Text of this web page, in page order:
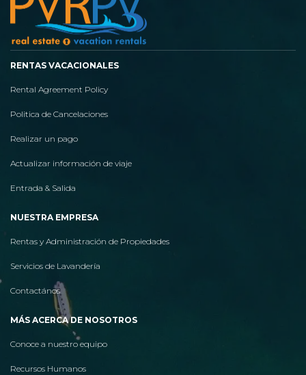
RENTAS VACACIONALES
Rental Agreement Policy
Politica de Cancelaciones
Realizar un pago
Actualizar información de viaje
Entrada & Salida
NUESTRA EMPRESA
Rentas y Administración de Propiedades
Servicios de Lavandería
Contactános
MÁS ACERCA DE NOSOTROS
Conoce a nuestro equipo
Recursos Humanos